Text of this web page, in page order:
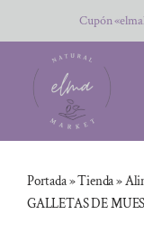
al
contenido
Cupón
Portada»Tienda»
GALLETAS DE